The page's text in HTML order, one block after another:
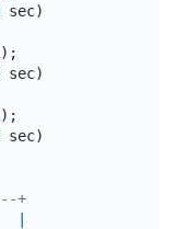
sec)
);
sec)
);
sec)
+
|